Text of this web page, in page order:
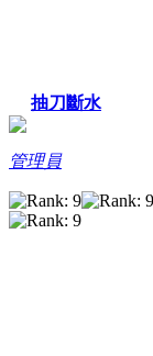
抽刀斷水
管理員